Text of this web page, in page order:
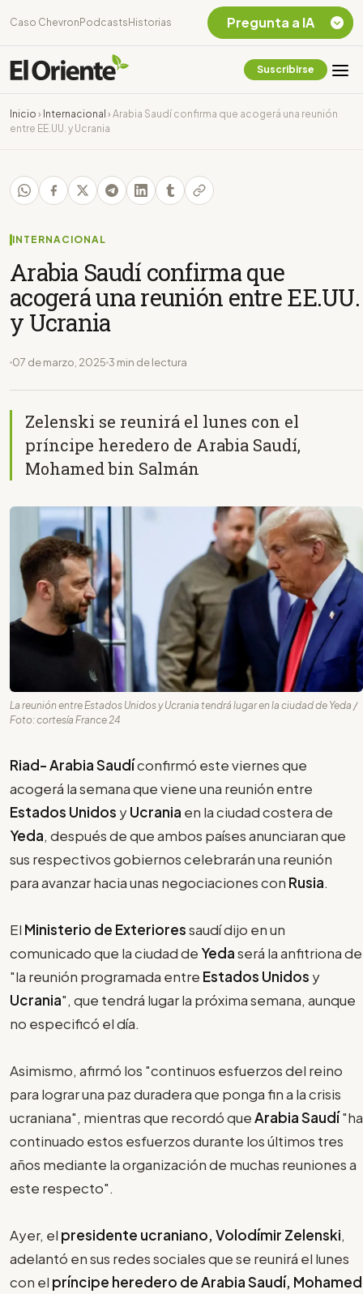
Caso Chevron Podcasts Historias
Suscribirse
Inicio › Internacional › Arabia Saudí confirma que acogerá una reunión
entre EE.UU. y Ucrania
INTERNACIONAL
Arabia Saudí confirma que
acogerá una reunión entre EE.UU.
y Ucrania
07 de marzo, 2025 3 min de lectura
Zelenski se reunirá el lunes con el
príncipe heredero de Arabia Saudí,
Mohamed bin Salmán
La reunión entre Estados Unidos y Ucrania tendrá lugar en la ciudad de Yeda /
Foto: cortesía France 24
Riad- Arabia Saudíconfirmó este viernes que
acogerá la semana que viene una reunión entre
Estados Unidos yUcrania en la ciudad costera de
Yeda, después de que ambos países anunciaran que
sus respectivos gobiernos celebrarán una reunión
para avanzar hacia unas negociaciones con Rusia.
El Ministerio de Exterioressaudí dijo en un
comunicado que la ciudad de Yedaserá la anfitriona de
"la reunión programada entre Estados Unidos y
Ucrania", que tendrá lugar la próxima semana, aunque
no especificó el día.
Asimismo, afirmó los "continuos esfuerzos del reino
para lograr una paz duradera que ponga fin a la crisis
ucraniana", mientras que recordó queArabia Saudí"ha
continuado estos esfuerzos durante los últimos tres
años mediante la organización de muchas reuniones a
este respecto".
Ayer, el presidente ucraniano, Volodímir Zelenski,
adelantó en sus redes sociales que se reunirá el lunes
con el príncipe heredero de Arabia Saudí, Mohamed
Pregunta a IA
Chevron Ecuador